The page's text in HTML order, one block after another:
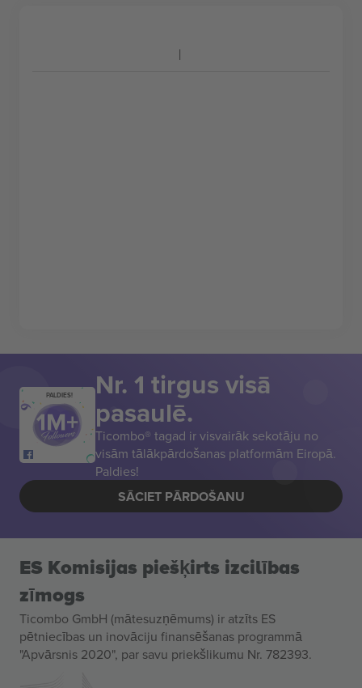
PALDIES! Nr. 1 tirgus visā
pasaulē.
Ticombo® tagad ir visvairāk sekotāju no
visām tālākpārdošanas platformām Eiropā.
Paldies!
SĀCIET PĀRDOŠANU
ES Komisijas piešķirts izcilības
zīmogs
Ticombo GmbH (mātesuzņēmums) ir atzīts ES
pētniecības un inovāciju finansēšanas programmā
"Apvārsnis 2020", par savu priekšlikumu Nr. 782393.